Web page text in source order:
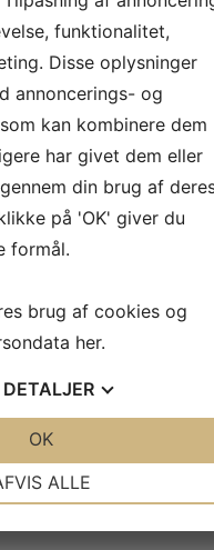
den regnskabsmæssige
funktionalitet,
Disse oplysninger
annoncerings- og
kan kombinere dem
har givet dem eller
din brug af
på 'OK' giver du
formål.
brug af cookies og
her.
DETALJER
ALLE
OK